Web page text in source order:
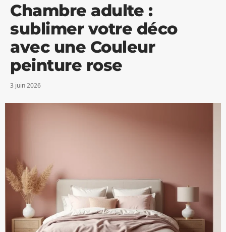
Chambre adulte :
sublimer votre déco
avec une Couleur
peinture rose
3 juin 2026